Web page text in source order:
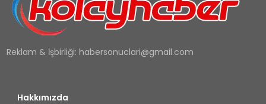
Reklam & İşbirliği: habersonuclari@gmail.com
Hakkımızda